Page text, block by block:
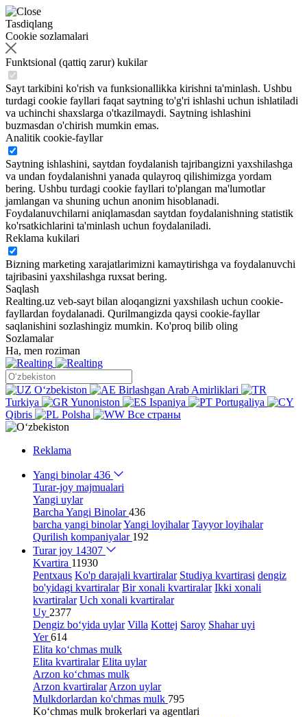
Tasdiqlang
Cookie sozlamalari
Funktsional (qattiq zarur) kukilar
Sayt tarkibini ko'rish va funksionallikka kirishni ta'minlash. Ushbu
turdagi cookie fayllari faqat saytning to'g'ri ishlashi uchun ishlatiladi
va uchinchi shaxslarga o'tkazilmaydi. Saytning ishlashini
buzmasdan o'chirish mumkin emas.
Analitik cookie-fayllar
Saytning ishlashini, saytdan foydalanish tajribangizni yaxshilashga
va undan foydalanishni yanada qulayroq qilishimizga yordam
bering. Ushbu turdagi cookie fayllari to'plangan ma'lumotlar
jamlangan va shuning uchun anonim hisoblanadi.
Foydalanuvchilarni aniqlamasdan saytdan foydalanishning statistik
ko'rsatkichlarini ta'minlash uchun foydalaniladi.
Reklama kukilari
Bizning marketing xarajatlarimizni kamaytirishga va foydalanuvchi
tajribasini yaxshilashga ruxsat bering.
Saqlash
Realting.uz veb-sayt bilan aloqangizni yaxshilash uchun cookie-
fayllardan foydalanadi. Qurilmangizda qaysi cookie-fayllar
saqlanishini sozlashingiz mumkin. Ko'proq bilib oling
Sozlamalar
Ha, men roziman
Oʻzbekiston
Birlashgan Arab Amirliklari
Turkiya
Yunoniston Ispaniya
Portugaliya
Qibris
Polsha Все страны
Reklama
Yangi binolar436
Turar-joy majmualari
Yangi uylar
Barcha Yangi Binolar436
barcha yangi binolarYangi loyihalar Tayyor loyihalar
Qurilish kompaniyalar 192
Turar joy 14307
Kvartira 11930
Pentxaus Ko'p darajali kvartiralar Studiya kvartirasi dengiz
bo'yidagi kvartiralar Bir xonali kvartiralar Ikki xonali
kvartiralar Uch xonali kvartiralar
Uy 2377
Dengiz bo‘yida uylar Villa Kottej Saroy Shahar uyi
Yer614
Elita ko‘chmas mulk
Elita kvartiralar Elita uylar
Arzon ko‘chmas mulk
Arzon kvartiralar Arzon uylar
Mulkdorlardan ko'chmas mulk 795
Ko‘chmas mulk brokerlari va agentlari